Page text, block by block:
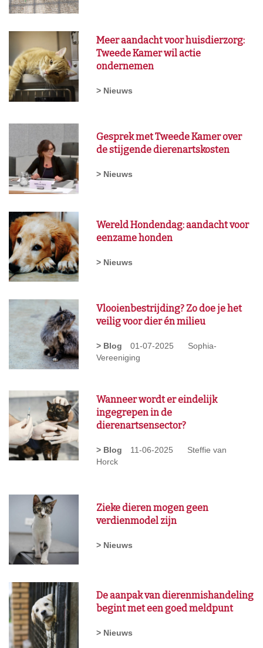
> Nieuws
Meer aandacht voor huisdierzorg:
Tweede Kamer wil actie
ondernemen
> Nieuws
Gesprek met Tweede Kamer over
de stijgende dierenartskosten
> Nieuws
Wereld Hondendag: aandacht voor
eenzame honden
> Blog 01-07-2025
Sophia-
Vereeniging
Vlooienbestrijding? Zo doe je het
veilig voor dier én milieu
> Blog 11-06-2025
Steffie van
Horck
Wanneer wordt er eindelijk
ingegrepen in de
dierenartsensector?
> Nieuws
Zieke dieren mogen geen
verdienmodel zijn
> Nieuws
De aanpak van dierenmishandeling
begint met een goed meldpunt